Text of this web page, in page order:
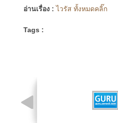
อ่านเรื่อง : ไวรัส ทั้งหมดคลิ๊ก
Tags :